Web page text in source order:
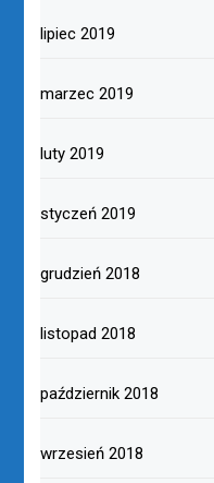
lipiec 2019
marzec 2019
luty 2019
styczeń 2019
grudzień 2018
listopad 2018
październik 2018
wrzesień 2018